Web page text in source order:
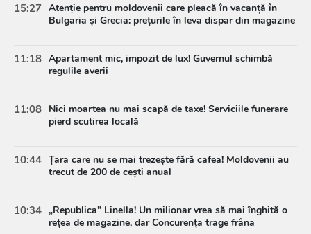
15:27 Atenție pentru moldovenii care pleacă în vacanță în
Bulgaria și Grecia: prețurile în leva dispar din magazine
11:18 Apartament mic, impozit de lux! Guvernul schimbă
regulile averii
11:08 Nici moartea nu mai scapă de taxe! Serviciile funerare
pierd scutirea locală
10:44 Țara care nu se mai trezește fără cafea! Moldovenii au
trecut de 200 de cești anual
10:34 „Republica” Linella! Un milionar vrea să mai înghită o
rețea de magazine, dar Concurența trage frâna